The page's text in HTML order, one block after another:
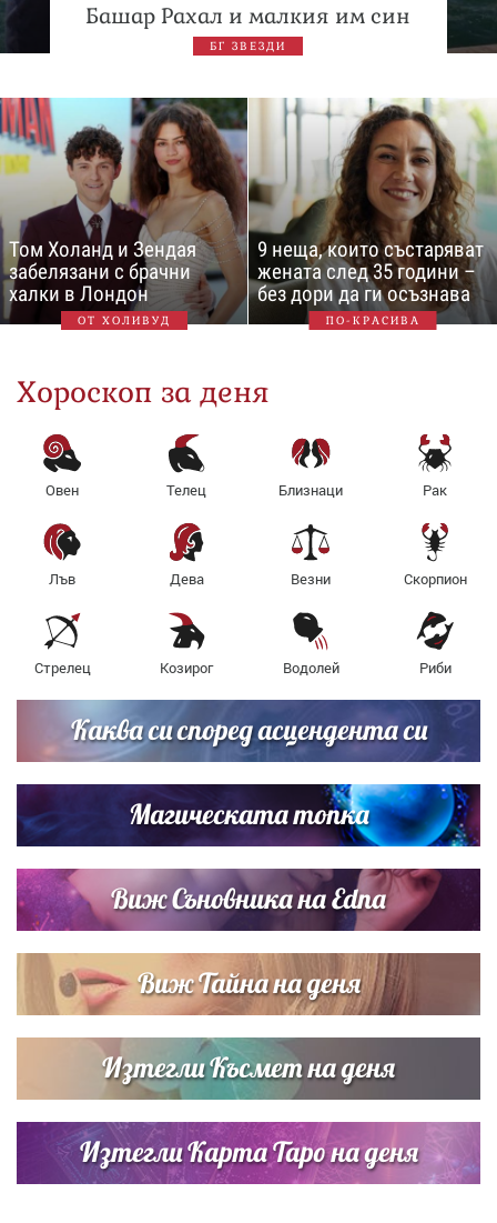
Башар Рахал и малкия им син
БГ ЗВЕЗДИ
Том Холанд и Зендая
забелязани с брачни
халки в Лондон
ОТ ХОЛИВУД
9 неща, които състаряват
жената след 35 години –
без дори да ги осъзнава
ПО-КРАСИВА
Хороскоп за деня
Овен Телец Близнаци Рак
Лъв Дева Везни Скорпион
Стрелец Козирог Водолей Риби
Каква си според асцендента си
Магическата топка
Виж Съновника на Edna
Виж Тайна на деня
Изтегли Късмет на деня
Изтегли Карта Таро на деня